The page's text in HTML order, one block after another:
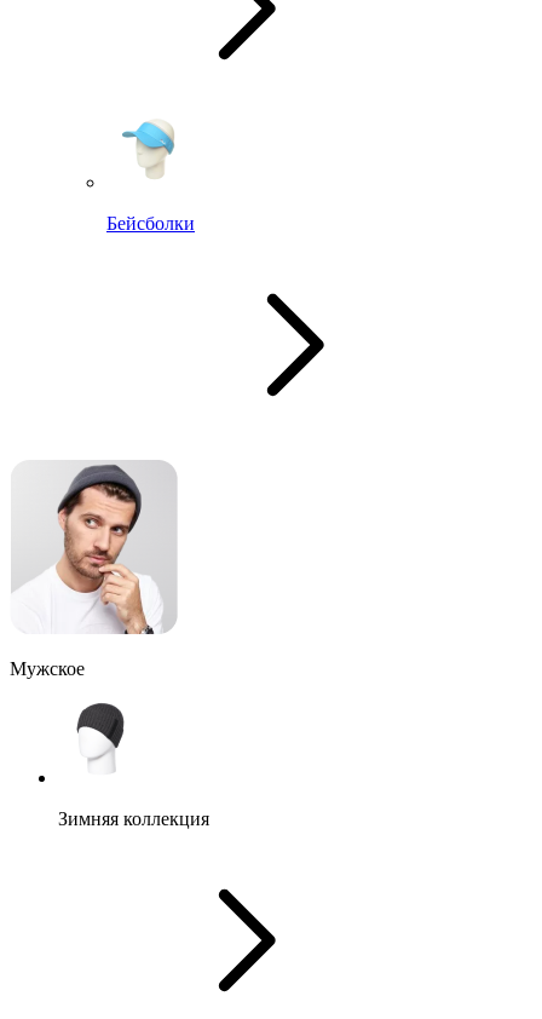
Бейсболки
Мужское
Зимняя коллекция